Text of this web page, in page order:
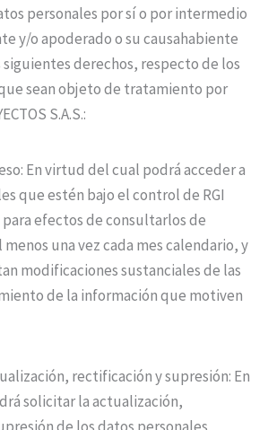
personales por sí o por intermedio
y/o apoderado o su causahabiente
derechos, respecto de los
sean objeto de tratamiento por
S.A.S.:
En virtud del cual podrá acceder a
que estén bajo el control de RGI
para efectos de consultarlos de
una vez cada mes calendario, y
modificaciones sustanciales de las
de la información que motiven
rectificación y supresión: En
solicitar la actualización,